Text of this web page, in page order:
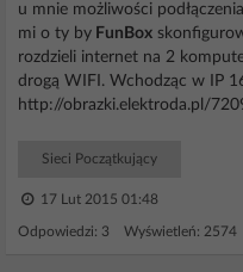
u mnie możliwości
mi o ty by FunBox
rozdzieli internet na 2
drogą WIFI. Wchodząc w IP
http://obrazki.elektroda.pl/
Sieci Początkujący
17 Lut 2015 01:48
Odpowiedzi: 3 Wyświetleń: 2574